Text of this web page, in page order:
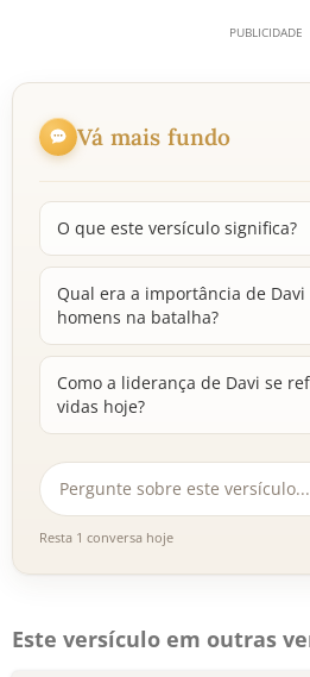
Vá mais fundo
O que este versículo significa?
Qual era a importância de Davi
homens na batalha?
Como a liderança de Davi se
vidas hoje?
Resta 1 conversa hoje
Este versículo em outras